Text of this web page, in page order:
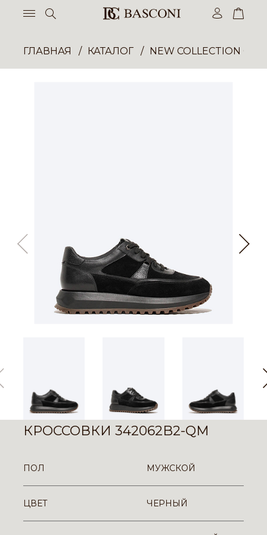
ГЛАВНАЯ КАТАЛОГ NEW COLLECTION
КРОССОВКИ 342062B2-QM
ПОЛ МУЖСКОЙ
ЦВЕТ ЧЕРНЫЙ